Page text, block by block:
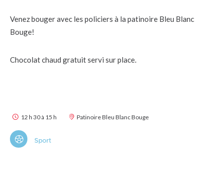
Venez bouger avec les policiers à la patinoire Bleu Blanc
Bouge!
Chocolat chaud gratuit servi sur place.
12 h 30 à 15 h Patinoire Bleu Blanc Bouge
Sport